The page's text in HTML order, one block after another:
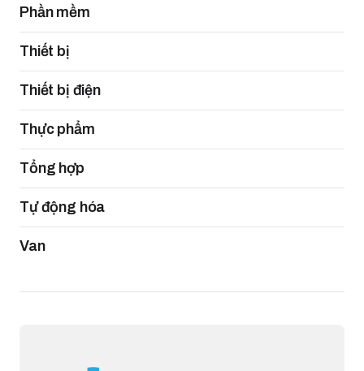
Phần mềm
Thiết bị
Thiết bị điện
Thực phẩm
Tổng hợp
Tự động hóa
Van